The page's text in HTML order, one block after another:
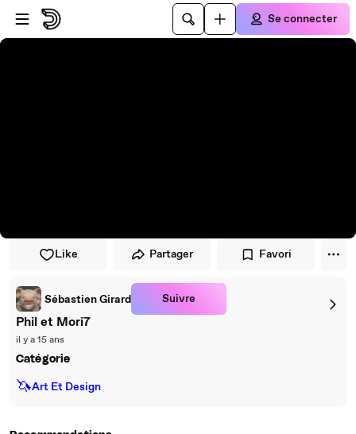
Passer au player
Passer au contenu principal
Se connecter
Like Partager Favori
Sébastien Girard Suivre
Phil et Mori7
il y a 15 ans
Catégorie
🦄Art Et Design